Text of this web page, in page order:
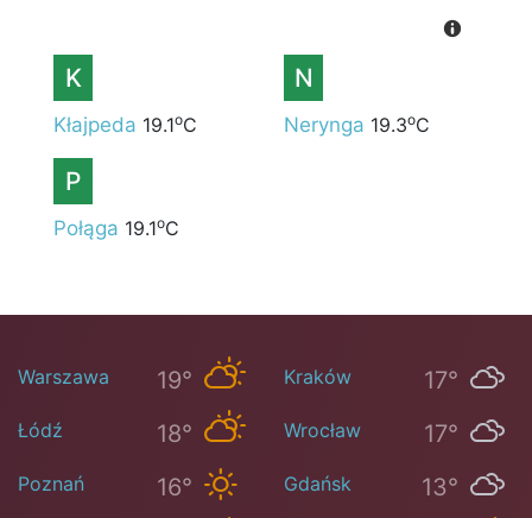
K
Kłajpeda 19.1oC
N
Nerynga 19.3oC
P
Połąga 19.1oC
Warszawa 19° Kraków 17°
Łódź 18° Wrocław 17°
Poznań 16° Gdańsk 13°